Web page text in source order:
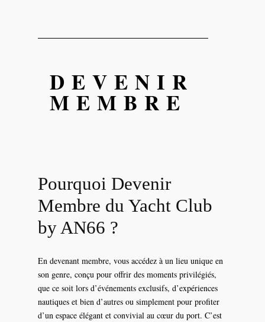
DEVENIR
MEMBRE
Pourquoi Devenir
Membre du Yacht Club
by AN66 ?
En devenant membre, vous accédez à un lieu unique en
son genre, conçu pour offrir des moments privilégiés,
que ce soit lors d’événements exclusifs, d’expériences
nautiques et bien d’autres ou simplement pour profiter
d’un espace élégant et convivial au cœur du port. C’est